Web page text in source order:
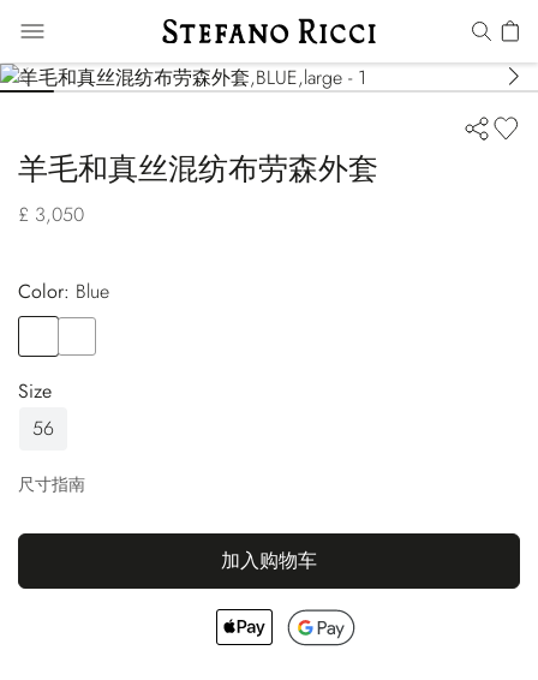
羊毛和真丝混纺布劳森外套
£ 3,050
Color:
blue
Size
56
尺寸指南
加入购物车